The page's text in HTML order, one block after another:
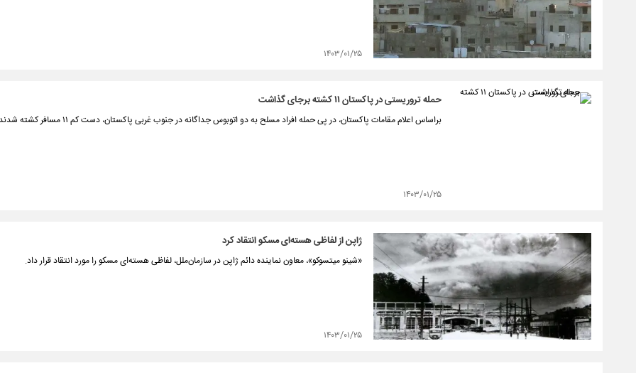
۱۴۰۳/۰۱/۲۵
حمله تروریستی در پاکستان ۱۱ کشته بر‌جای گذاشت
براساس اعلام مقامات پاکستان، در پی حمله افراد مسلح به دو اتوبوس جداگانه در جنوب غربی پاکستان، دست کم ۱۱ مسافر کشته شدند.
۱۴۰۳/۰۱/۲۵
ژاپن از لفاظی هسته‌ای مسکو انتقاد کرد
«شینو میتسوکو»، معاون نماینده دائم ژاپن در سازمان‌ملل، لفاظی هسته‌ای مسکو را مورد انتقاد قرار داد.
۱۴۰۳/۰۱/۲۵